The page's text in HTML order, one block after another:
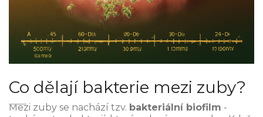
Co dělají bakterie mezi zuby?
Mezi zuby se nachází tzv. bakteriální biofilm -